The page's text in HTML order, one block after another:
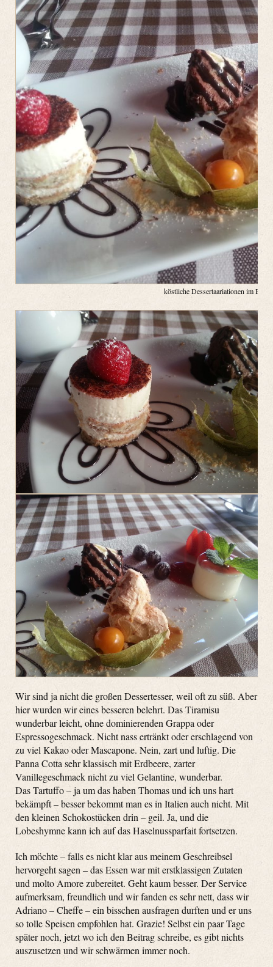
köstliche Dessertaariationen im
Wir sind ja nicht die großen Dessertesser, weil oft zu süß. Aber
hier wurden wir eines besseren belehrt. Das Tiramisu
wunderbar leicht, ohne dominierenden Grappa oder
Espressogeschmack. Nicht nass ertränkt oder erschlagend von
zu viel Kakao oder Mascapone. Nein, zart und luftig. Die
Panna Cotta sehr klassisch mit Erdbeere, zarter
Vanillegeschmack nicht zu viel Gelantine, wunderbar.
Das Tartuffo – ja um das haben Thomas und ich uns hart
bekämpft – besser bekommt man es in Italien auch nicht. Mit
den kleinen Schokostücken drin – geil. Ja, und die
Lobeshymne kann ich auf das Haselnussparfait fortsetzen.
Ich möchte – falls es nicht klar aus meinem Geschreibsel
hervorgeht sagen – das Essen war mit erstklassigen Zutaten
und molto Amore zubereitet. Geht kaum besser. Der Service
aufmerksam, freundlich und wir fanden es sehr nett, dass wir
Adriano – Cheffe – ein bisschen ausfragen durften und er uns
so tolle Speisen empfohlen hat. Grazie! Selbst ein paar Tage
später noch, jetzt wo ich den Beitrag schreibe, es gibt nichts
auszusetzen und wir schwärmen immer noch.